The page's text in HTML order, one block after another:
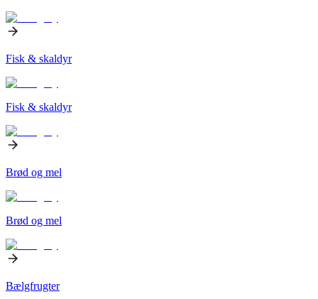
Fisk & skaldyr
Fisk & skaldyr
Brød og mel
Brød og mel
Bælgfrugter